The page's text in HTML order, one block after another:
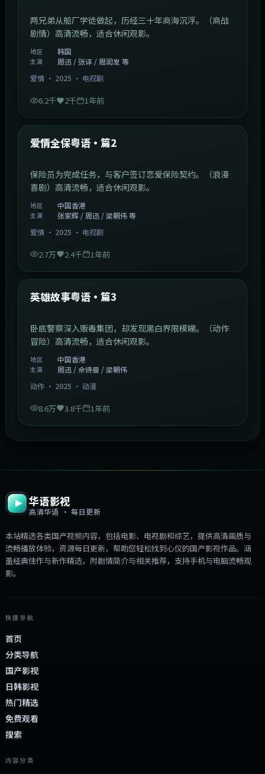
两兄弟从船厂学徒做起，历经三十年商海沉浮。（商战
剧情）高清流畅，适合休闲观影。
地区 韩国
主演
周迅 / 张译 / 周润发 等
爱情· 2025 · 电视剧
6.2千 2千 1年前
最新
爱情全保粤语·篇2
保险员为完成任务，与客户签订恋爱保险契约。（浪漫
喜剧）高清流畅，适合休闲观影。
地区 中国香港
主演
张家辉 / 周迅 / 梁朝伟 等
爱情· 2025 · 电视剧
2.7万 2.4千 1年前
最新
英雄故事粤语·篇3
卧底警察深入贩毒集团，却发现黑白界限模糊。（动作
冒险）高清流畅，适合休闲观影。
地区 中国香港
主演
周迅 / 佘诗曼 / 梁朝伟
动作· 2025 · 动漫
8.6万 3.8千 1年前
华语影视
高清华语 · 每日更新
本站精选各类国产视频内容，包括电影、电视剧和综艺，提供高清画质与
流畅播放体验，资源每日更新，帮助您轻松找到心仪的国产影视作品。涵
盖经典佳作与新作精选，附剧情简介与相关推荐，支持手机与电脑流畅观
影。
快捷导航
首页
分类导航
国产影视
日韩影视
热门精选
免费观看
搜索
内容分类